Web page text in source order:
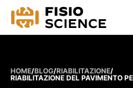
HOME/BLOG/RIABILITAZIONE/
RIABILITAZIONE DEL PAVIMENTO